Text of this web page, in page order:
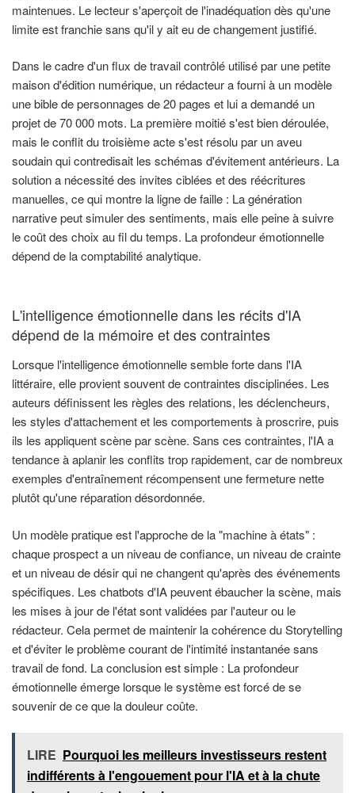
maintenues. Le lecteur s'aperçoit de l'inadéquation dès qu'une
limite est franchie sans qu'il y ait eu de changement justifié.
Dans le cadre d'un flux de travail contrôlé utilisé par une petite
maison d'édition numérique, un rédacteur a fourni à un modèle
une bible de personnages de 20 pages et lui a demandé un
projet de 70 000 mots. La première moitié s'est bien déroulée,
mais le conflit du troisième acte s'est résolu par un aveu
soudain qui contredisait les schémas d'évitement antérieurs. La
solution a nécessité des invites ciblées et des réécritures
manuelles, ce qui montre la ligne de faille : La génération
narrative peut simuler des sentiments, mais elle peine à suivre
le coût des choix au fil du temps. La profondeur émotionnelle
dépend de la comptabilité analytique.
L'intelligence émotionnelle dans les récits d'IA
dépend de la mémoire et des contraintes
Lorsque l'intelligence émotionnelle semble forte dans l'IA
littéraire, elle provient souvent de contraintes disciplinées. Les
auteurs définissent les règles des relations, les déclencheurs,
les styles d'attachement et les comportements à proscrire, puis
ils les appliquent scène par scène. Sans ces contraintes, l'IA a
tendance à aplanir les conflits trop rapidement, car de nombreux
exemples d'entraînement récompensent une fermeture nette
plutôt qu'une réparation désordonnée.
Un modèle pratique est l'approche de la "machine à états" :
chaque prospect a un niveau de confiance, un niveau de crainte
et un niveau de désir qui ne changent qu'après des événements
spécifiques. Les chatbots d'IA peuvent ébaucher la scène, mais
les mises à jour de l'état sont validées par l'auteur ou le
rédacteur. Cela permet de maintenir la cohérence du Storytelling
et d'éviter le problème courant de l'intimité instantanée sans
travail de fond. La conclusion est simple : La profondeur
émotionnelle émerge lorsque le système est forcé de se
souvenir de ce que la douleur coûte.
LIRE Pourquoi les meilleurs investisseurs restent
indifférents à l'engouement pour l'IA et à la chute